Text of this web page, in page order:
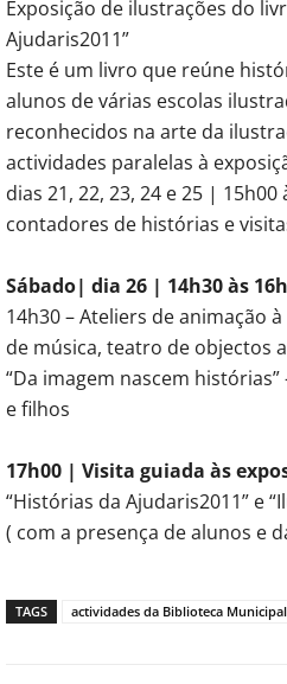
Exposição de ilustrações do
Ajudaris2011”
Este é um livro que reúne
alunos de várias escolas
reconhecidos na arte da
actividades paralelas à
dias 21, 22, 23, 24 e 25 |
contadores de histórias e
Sábado| dia 26 | 14h30 às
14h30 – Ateliers de animação
de música, teatro de objectos
“Da imagem nascem
e filhos
17h00 | Visita guiada às
“Histórias da Ajudaris2011” e
( com a presença de alunos e
TAGS actividades da Biblioteca Municipal